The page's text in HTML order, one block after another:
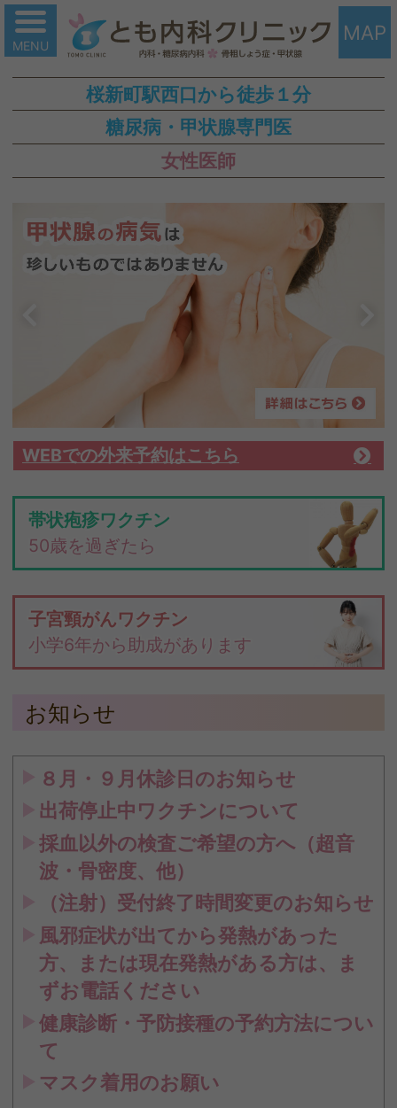
桜新町駅西口から徒歩１分
糖尿病・甲状腺専門医
女性医師
MAP
WEBでの外来予約はこちら
帯状疱疹ワクチン
50歳を過ぎたら
子宮頸がんワクチン
小学6年から助成があります
お知らせ
８月・９月休診日のお知らせ
出荷停止中ワクチンについて
採血以外の検査ご希望の方へ（超音
波・骨密度、他）
（注射）受付終了時間変更のお知らせ
風邪症状が出てから発熱があった
方、または現在発熱がある方は、ま
ずお電話ください
健康診断・予防接種の予約方法につい
て
マスク着用のお願い